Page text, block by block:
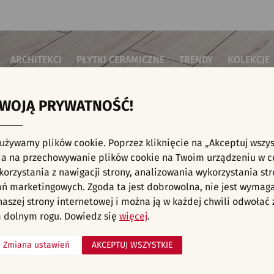
ARCHITEKCI PŁYTKI CERAMICZNE TRENDY KOLEKCJE
do sypialni
kuchenne
łazienkowe
na schody
na taras
komercyjne
Płytki ścienne
Płytki cegiełki
Płytki drewnopodobne
Płytki heksagonalne
Płytki jodełka
Płytki kamienne
Płytki kolorowe
Płytki
Płytki we
KAFELKI - INWESTYCJE, SCHODY, PŁYTKI
aranżacji spełniających wybrane filtry. Przejdź do pełnejoferty
PRYWATNOŚĆ!
plików cookie. Poprzez kliknięcie na „Akceptuj
na przechowywanie plików cookie na Twoim urządzeniu w
z nawigacji strony, analizowania wykorzystania
marketingowych. Zgoda ta jest dobrowolna, nie jest
strony internetowej i można ją w każdej chwili odwołać
dolnym rogu. Dowiedz się więcej.
Zmiana ustawień AKCEPTUJ WSZYSTKIE